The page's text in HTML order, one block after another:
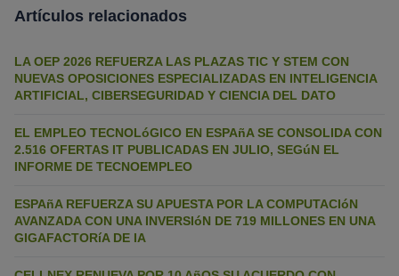
Artículos relacionados
LA OEP 2026 REFUERZA LAS PLAZAS TIC Y STEM CON
NUEVAS OPOSICIONES ESPECIALIZADAS EN INTELIGENCIA
ARTIFICIAL, CIBERSEGURIDAD Y CIENCIA DEL DATO
EL EMPLEO TECNOLóGICO EN ESPAñA SE CONSOLIDA CON
2.516 OFERTAS IT PUBLICADAS EN JULIO, SEGúN EL
INFORME DE TECNOEMPLEO
ESPAñA REFUERZA SU APUESTA POR LA COMPUTACIóN
AVANZADA CON UNA INVERSIóN DE 719 MILLONES EN UNA
GIGAFACTORíA DE IA